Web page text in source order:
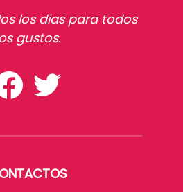
los dias para todos
gustos.